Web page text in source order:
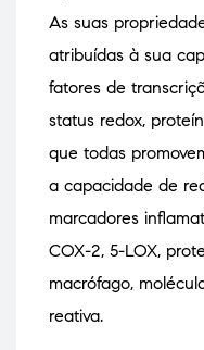
As suas
atribuídas à sua
fatores de
status redox,
que todas
a capacidade de
marcadores
COX-2, 5-LOX,
macrófago,
reativa.